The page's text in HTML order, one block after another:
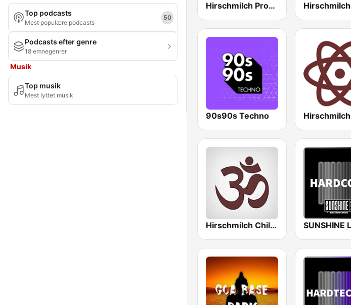
Top podcasts
Mest populære podcasts
50
Podcasts efter genre
18 emnegenrer
Musik
Top musik
Mest lyttet musik
Hirschmilch Progressive
90s90s Techno
Hirschmilch Chillout